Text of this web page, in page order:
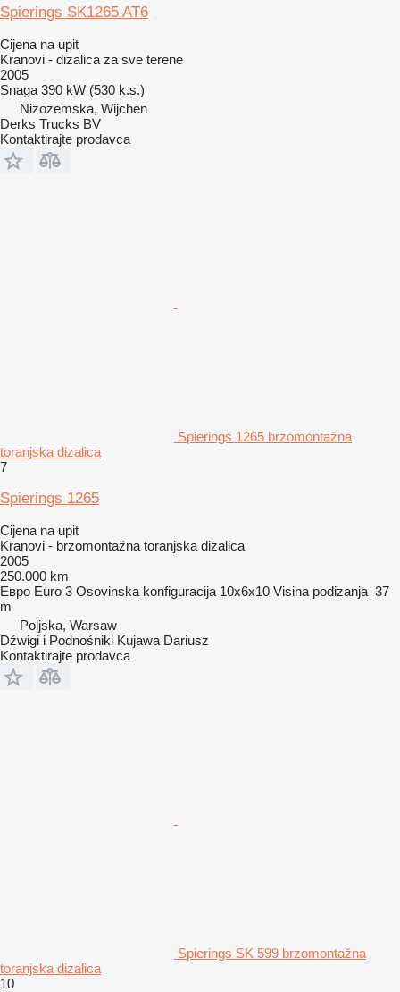
Spierings SK1265 AT6
Cijena na upit
Kranovi - dizalica za sve terene
2005
Snaga 390 kW (530 k.s.)
Nizozemska, Wijchen
Derks Trucks BV
Kontaktirajte prodavca
Spierings 1265 brzomontažna
toranjska dizalica
7
Spierings 1265
Cijena na upit
Kranovi - brzomontažna toranjska dizalica
2005
250.000 km
Евро Euro 3 Osovinska konfiguracija 10x6x10 Visina podizanja 37
m
Poljska, Warsaw
Dźwigi i Podnośniki Kujawa Dariusz
Kontaktirajte prodavca
Spierings SK 599 brzomontažna
toranjska dizalica
10